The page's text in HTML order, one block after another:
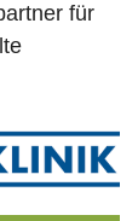
für